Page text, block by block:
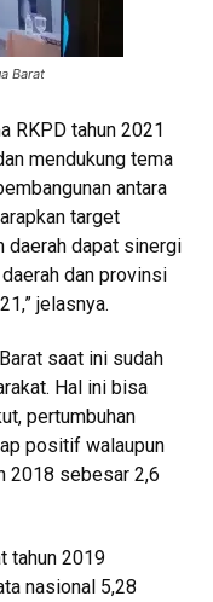
Barat
RKPD tahun 2021
mendukung tema
antara
target
daerah dapat sinergi
dan provinsi
jelasnya.
saat ini sudah
Hal ini bisa
pertumbuhan
positif walaupun
2018 sebesar 2,6
tahun 2019
nasional 5,28